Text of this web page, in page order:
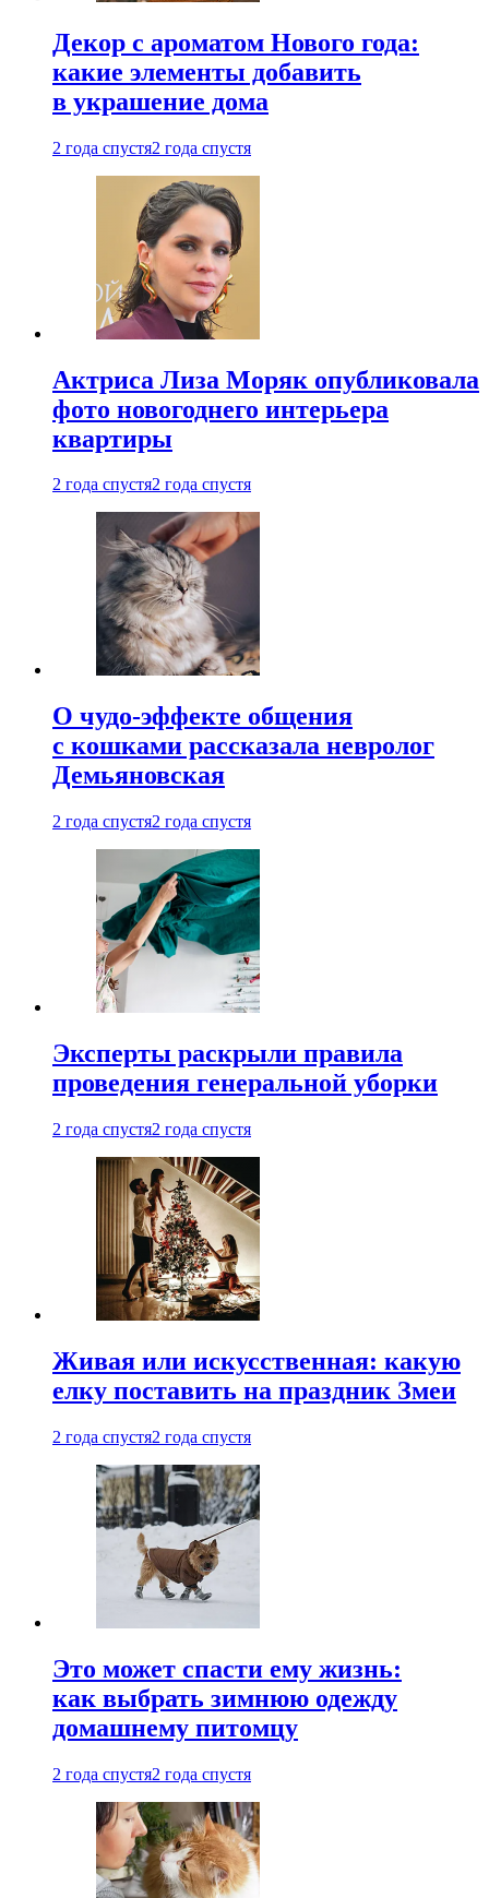
Декор с ароматом Нового года:
какие элементы добавить
в украшение дома
2 года спустя2 года спустя
Актриса Лиза Моряк опубликовала
фото новогоднего интерьера
квартиры
2 года спустя2 года спустя
О чудо-эффекте общения
с кошками рассказала невролог
Демьяновская
2 года спустя2 года спустя
Эксперты раскрыли правила
проведения генеральной уборки
2 года спустя2 года спустя
Живая или искусственная: какую
елку поставить на праздник Змеи
2 года спустя2 года спустя
Это может спасти ему жизнь:
как выбрать зимнюю одежду
домашнему питомцу
2 года спустя2 года спустя